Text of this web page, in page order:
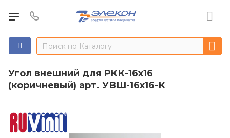
Угол внешний для РКК-16х16
(коричневый) арт. УВШ-16х16-К